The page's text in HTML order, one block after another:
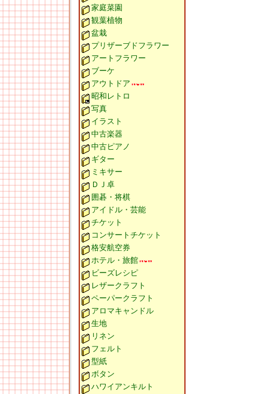
家庭菜園
観葉植物
盆栽
プリザーブドフラワー
アートフラワー
ブーケ
アウトドア
昭和レトロ
写真
イラスト
中古楽器
中古ピアノ
ギター
ミキサー
ＤＪ卓
囲碁・将棋
アイドル・芸能
チケット
コンサートチケット
格安航空券
ホテル・旅館
ビーズレシピ
レザークラフト
ペーパークラフト
アロマキャンドル
生地
リネン
フェルト
型紙
ボタン
ハワイアンキルト